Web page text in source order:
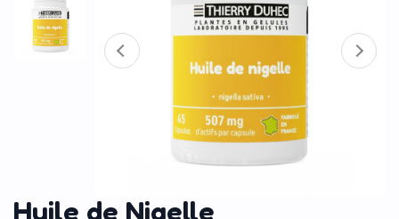
Huile de Nigelle